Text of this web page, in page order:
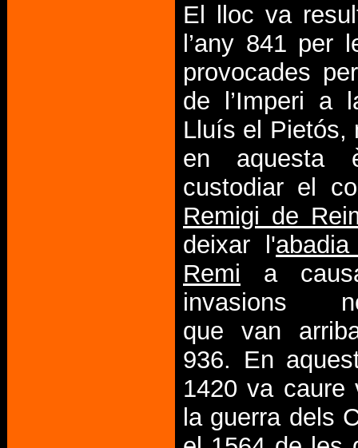
El lloc va
l’any 841 per
provocades
de l’Imperi a
Lluís el Pietós,
en aquesta
custodiar el
Remigi de
deixar l'
Remi a
invasions
que van
936. En
1420 va caure
la guerra dels